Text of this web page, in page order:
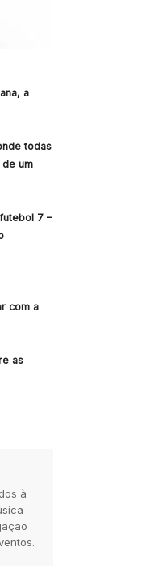
a
todas
um
7 –
com a
as
à